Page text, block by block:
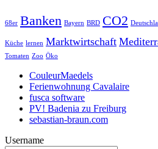
68er Banken Bayern BRD CO2
Küche lernen Marktwirtschaft
Tomaten Zoo Öko
CouleurMaedels
Ferienwohnung Cavalaire
fusca software
PV! Badenia zu Freiburg
sebastian-braun.com
Username